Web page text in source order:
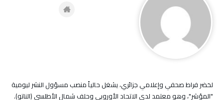
لخضر فراط صحفي وإعلامي جزائري، يشغل حالياً منصب مسؤول النشر ليومية
"المؤشر"، وهو معتمد لدى الاتحاد الأوروبي وحلف شمال الأطلسي (الناتو).